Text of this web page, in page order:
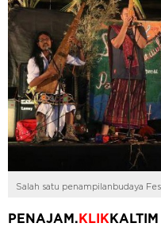
Salah satu penampilanbudaya
PENAJAM . KLIKKALTIM